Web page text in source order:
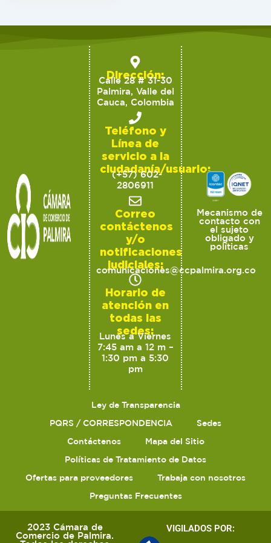
Dirección:
Calle 28 # 31-30
Palmira, Valle del
Cauca, Colombia
Teléfono y
Línea de
servicio a la
ciudadanía/usuario:
(+57) 602-
2806911
Correo
contáctenos
y/o
notificaciones
judiciales:
comunicaciones@ccpalmira.org.co
Horario de
atención en
todas las
sedes:
Lunes a Viernes
7:45 am a 12 m –
1:30 pm a 5:30
pm
Mecanismo de
contacto con
el sujeto
obligado y
políticas
Ley de Transparencia
PQRS / CORRESPONDENCIA
Sedes
Contáctenos
Mapa del Sitio
Políticas de Tratamiento de Datos
Ofertas para proveedores
Trabaja con nosotros
Preguntas Frecuentes
2023 Cámara de
Comercio de Palmira.
VIGILADOS POR: